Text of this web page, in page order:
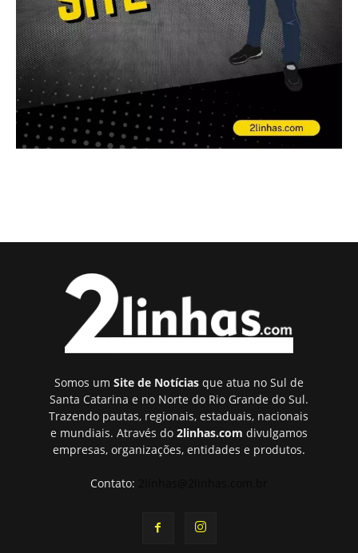
Somos um Site de Notíciasque atua no Sul de
Santa Catarina e no Norte do Rio Grande do Sul.
Trazendo pautas, regionais, estaduais, nacionais
e mundiais. Através do 2linhas.com divulgamos
empresas, organizações, entidades e produtos.
Contato: